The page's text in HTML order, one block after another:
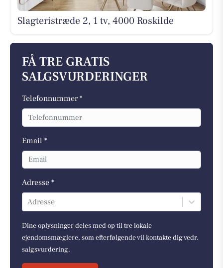
Slagteristræde 2, 1 tv, 4000 Roskilde
FÅ TRE GRATIS
SALGSVURDERINGER
Telefonnummer *
Email *
Adresse *
Adresse
Dine oplysninger deles med op til tre lokale
ejendomsmæglere, som efterfølgende vil kontakte dig vedr.
salgsvurdering.